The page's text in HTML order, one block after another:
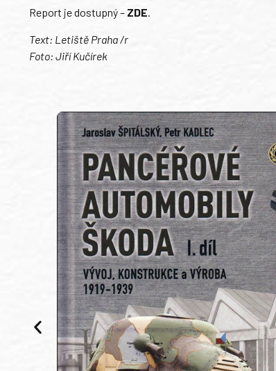
Report je dostupný – ZDE.
Text: Letiště Praha /r
Foto: Jiří Kučírek